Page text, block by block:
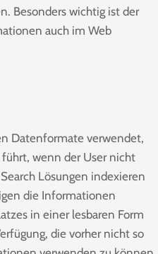
Besonders wichtig ist der
auch im Web
Datenformate verwendet,
wenn der User nicht
Lösungen indexieren
die Informationen
in einer lesbaren Form
die vorher nicht so